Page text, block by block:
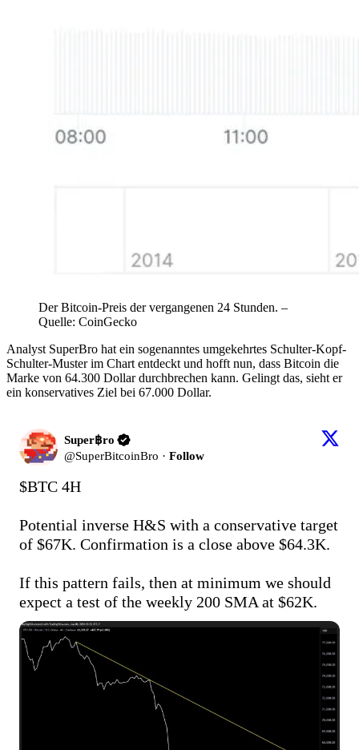
Der Bitcoin-Preis der vergangenen 24 Stunden. –
Quelle: CoinGecko
Analyst SuperBro hat ein sogenanntes umgekehrtes Schulter-Kopf-
Schulter-Muster im Chart entdeckt und hofft nun, dass Bitcoin die
Marke von 64.300 Dollar durchbrechen kann. Gelingt das, sieht er
ein konservatives Ziel bei 67.000 Dollar.
Super฿ro
@SuperBitcoinBro · Follow
$BTC 4H
Potential inverse H&S with a conservative target
of $67K. Confirmation is a close above $64.3K.
If this pattern fails, then at minimum we should
expect a test of the weekly 200 SMA at $62K.